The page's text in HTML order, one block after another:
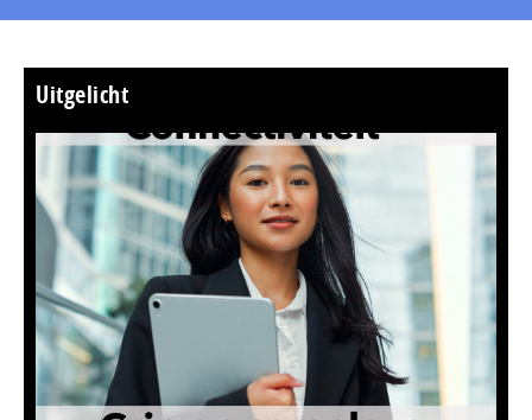
Uitgelicht